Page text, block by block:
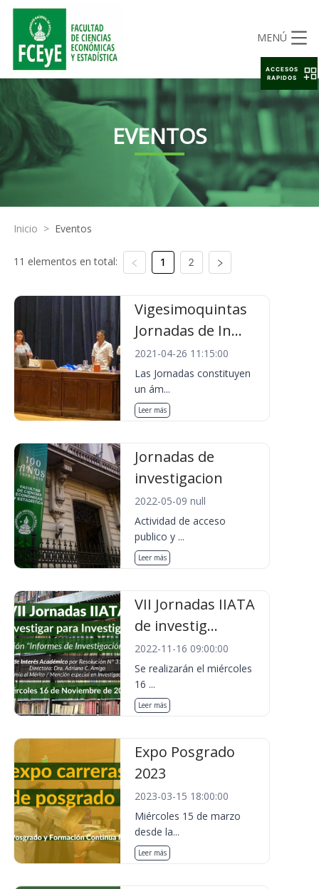
MENÚ
EVENTOS
Inicio > Eventos
11 elementos en total: 1 2
Vigesimoquintas
Jornadas de In...
2021-04-26 11:15:00
Las Jornadas constituyen
un ám...
Leer más
Jornadas de
investigacion
2022-05-09 null
Actividad de acceso
publico y ...
Leer más
VII Jornadas IIATA
de investig...
2022-11-16 09:00:00
Se realizarán el miércoles
16 ...
Leer más
Expo Posgrado
2023
2023-03-15 18:00:00
Miércoles 15 de marzo
desde la...
Leer más
ACCESOS
RAPIDOS